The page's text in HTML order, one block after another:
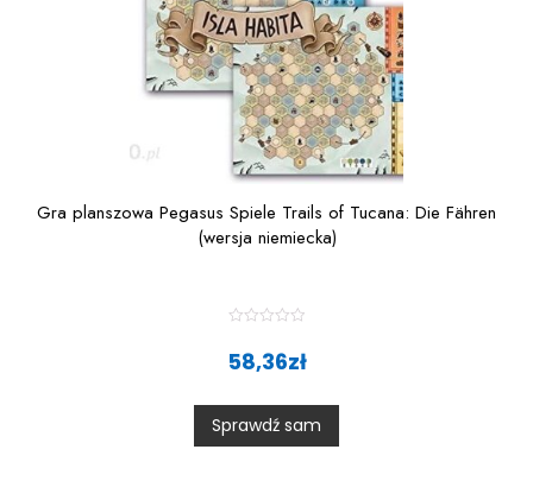
Gra planszowa Pegasus Spiele Trails of Tucana: Die Fähren
(wersja niemiecka)
t
0
o
t
58,36zł
Sprawdź sam